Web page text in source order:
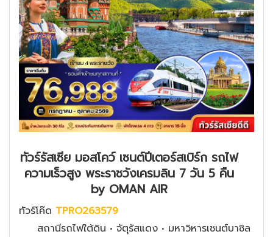
ทัวร์รัสเซีย มอสโคว์ เซนต์ปีเตอร์สเบิร์ก รถไฟ
ความเร็วสูง พระราชวังเครมลิน 7 วัน 5 คืน
by OMAN AIR
ทัวร์โค๊ด TPRO263579
สถานีรถไฟใต้ดิน • จัตุรัสแดง • มหาวิหารเซนต์บาซิล